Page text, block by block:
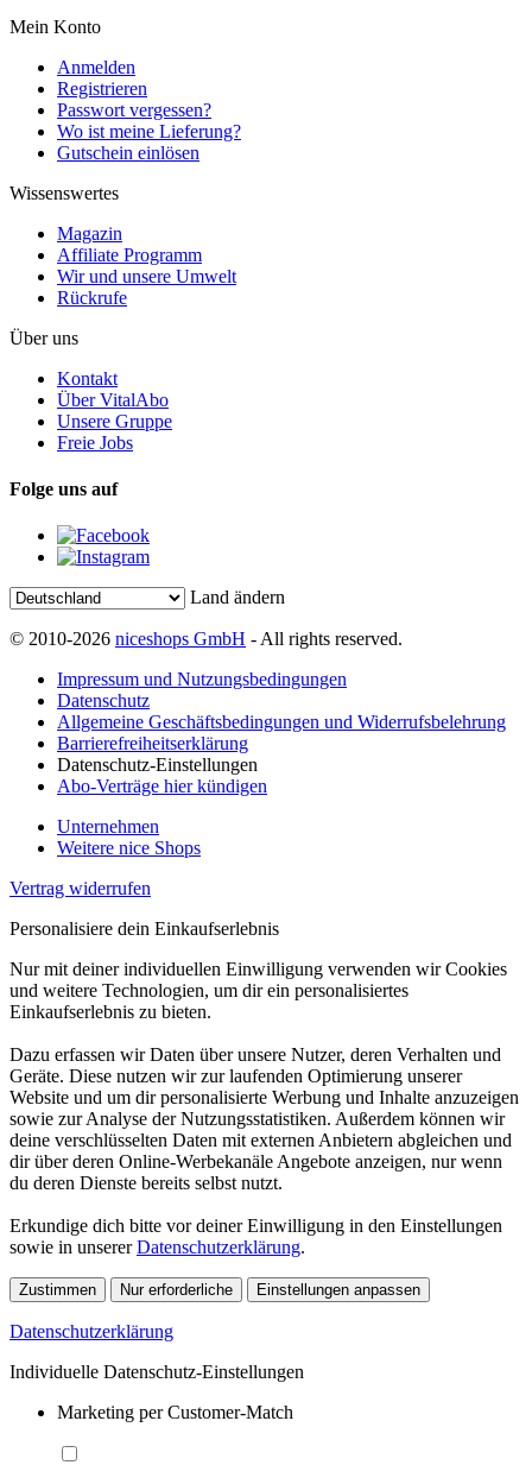
Mein Konto
Anmelden
Registrieren
Passwort vergessen?
Wo ist meine Lieferung?
Gutschein einlösen
Wissenswertes
Magazin
Affiliate Programm
Wir und unsere Umwelt
Rückrufe
Über uns
Kontakt
Über VitalAbo
Unsere Gruppe
Freie Jobs
Folge uns auf
Land ändern
© 2010-2026 niceshops GmbH - All rights reserved.
Impressum und Nutzungsbedingungen
Datenschutz
Allgemeine Geschäftsbedingungen und Widerrufsbelehrung
Barrierefreiheitserklärung
Datenschutz-Einstellungen
Abo-Verträge hier kündigen
Unternehmen
Weitere nice Shops
Vertrag widerrufen
Personalisiere dein Einkaufserlebnis
Nur mit deiner individuellen Einwilligung verwenden wir Cookies
und weitere Technologien, um dir ein personalisiertes
Einkaufserlebnis zu bieten.
Dazu erfassen wir Daten über unsere Nutzer, deren Verhalten und
Geräte. Diese nutzen wir zur laufenden Optimierung unserer
Website und um dir personalisierte Werbung und Inhalte anzuzeigen
sowie zur Analyse der Nutzungsstatistiken. Außerdem können wir
deine verschlüsselten Daten mit externen Anbietern abgleichen und
dir über deren Online-Werbekanäle Angebote anzeigen, nur wenn
du deren Dienste bereits selbst nutzt.
Erkundige dich bitte vor deiner Einwilligung in den Einstellungen
sowie in unsererDatenschutzerklärung.
Zustimmen Nur erforderliche Einstellungen anpassen
Datenschutzerklärung
Individuelle Datenschutz-Einstellungen
Marketing per Customer-Match